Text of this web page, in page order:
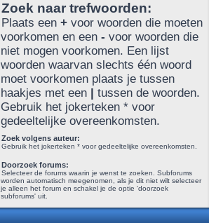
Zoek naar trefwoorden:
Plaats een + voor woorden die moeten
voorkomen en een - voor woorden die
niet mogen voorkomen. Een lijst
woorden waarvan slechts één woord
moet voorkomen plaats je tussen
haakjes met een | tussen de woorden.
Gebruik het jokerteken * voor
gedeeltelijke overeenkomsten.
Zoek volgens auteur:
Gebruik het jokerteken * voor gedeeltelijke overeenkomsten.
Doorzoek forums:
Selecteer de forums waarin je wenst te zoeken. Subforums
worden automatisch meegenomen, als je dit niet wilt selecteer
je alleen het forum en schakel je de optie 'doorzoek
subforums' uit.